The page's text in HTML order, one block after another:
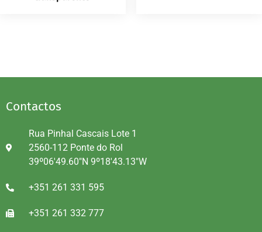
Contactos
Rua Pinhal Cascais Lote 1
2560-112 Ponte do Rol
39º06'49.60"N 9º18'43.13"W
+351 261 331 595
+351 261 332 777